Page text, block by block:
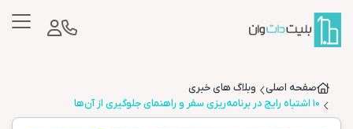
صفحه اصلی
وبلاگ های خبری
۱۰ اشتباه رایج در برنامه‌ریزی سفر و راهنمای جلوگیری از آن‌ها